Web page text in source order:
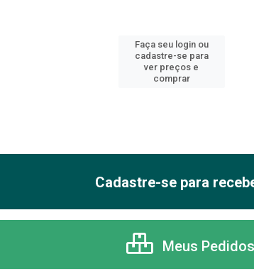
Faça seu login ou
cadastre-se para
ver preços e
comprar
Cadastre-se para
Meus Pedidos